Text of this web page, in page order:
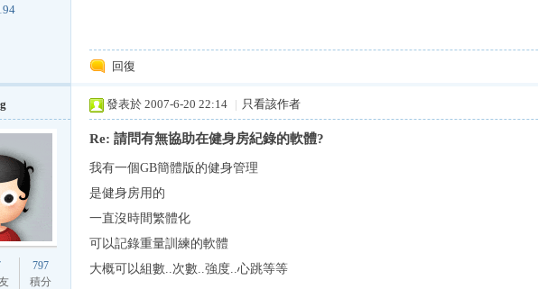
回復
797
積分
發表於 2007-6-20 22:14 | 只看該作者
Re: 請問有無協助在健身房紀錄的軟體?
我有一個GB簡體版的健身管理
是健身房用的
一直沒時間繁體化
可以記錄重量訓練的軟體
大概可以組數..次數..強度..心跳等等